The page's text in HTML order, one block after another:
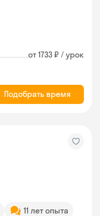
от 1733 ₽ / урок
Подобрать время
11 лет опыта